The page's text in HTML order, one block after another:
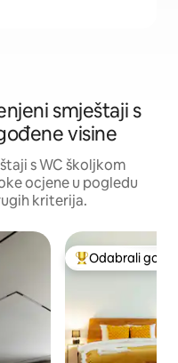
smještaji s
visine
s WC školjkom
ocjene u pogledu
kriterija.
„Odabrali gosti”
Među najviše
Odabrali gosti